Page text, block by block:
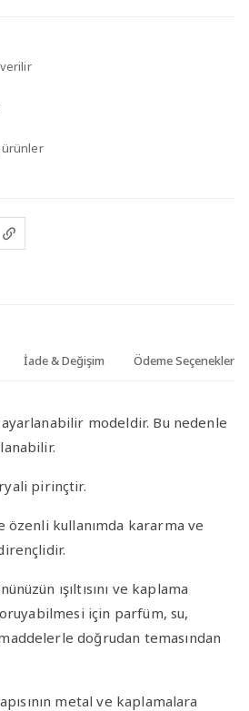
İade & Değişim Ödeme Seçenekleri
ayarlanabilir modeldir. Bu nedenle
pirinçtir.
özenli kullanımda kararma ve
ışıltısını ve kaplama
için parfüm, su,
doğrudan temasından
metal ve kaplamalara